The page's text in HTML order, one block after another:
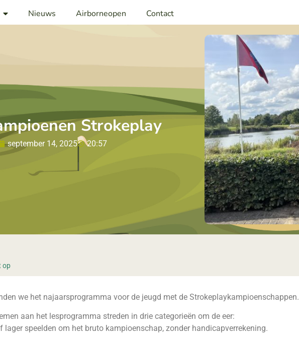
Nieuws Airborneopen Contact
Strokeplay
september 14, 2025 20:57
op
we het najaarsprogramma voor de jeugd met de Strokeplaykampioenschappen.
aan het lesprogramma streden in drie categorieën om de eer:
lager speelden om het bruto kampioenschap, zonder handicapverrekening.